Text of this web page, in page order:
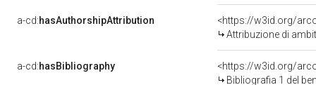
a-cd:hasAuthorshipAttribution
<https://w3id.org/
Attribuzione di
a-cd:hasBibliography
<https://w3id.org/
Bibliografia 1 del